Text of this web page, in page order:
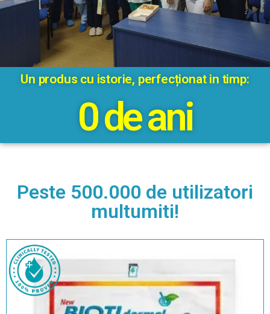
Un produs cu istorie, perfecționat in timp:
0 de ani
Peste 500.000 de utilizatori
multumiti!